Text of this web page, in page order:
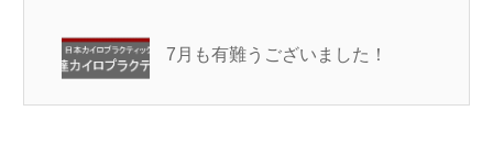
7月も有難うございました！